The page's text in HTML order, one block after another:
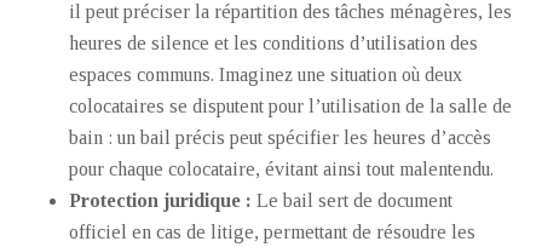
il peut préciser la répartition des tâches ménagères, les
heures de silence et les conditions d’utilisation des
espaces communs. Imaginez une situation où deux
colocataires se disputent pour l’utilisation de la salle de
bain : un bail précis peut spécifier les heures d’accès
pour chaque colocataire, évitant ainsi tout malentendu.
Protection juridique : Le bail sert de document
officiel en cas de litige, permettant de résoudre les